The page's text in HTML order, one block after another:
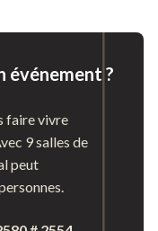
événement ?
faire vivre
9 salles de
peut